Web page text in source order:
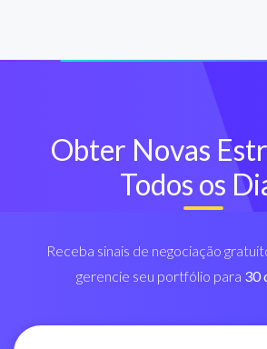
Obter Novas
Todos os
Receba sinais de negociação
gerencie seu portfólio para 30